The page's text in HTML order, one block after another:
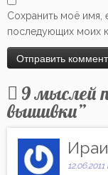
Сохранить моё имя,
последующих моих
9 мыслей
вышивки”
12.06.2011